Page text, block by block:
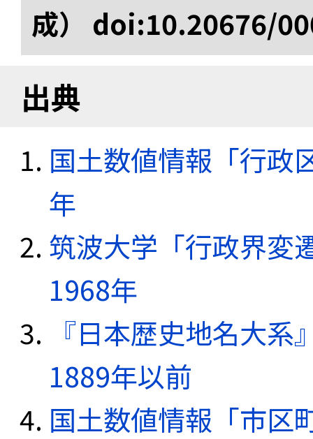
成） doi:10.20676/
出典
国土数値情報「行政
年
筑波大学「行政界変
1968年
『日本歴史地名大
1889年以前
国土数値情報「市区